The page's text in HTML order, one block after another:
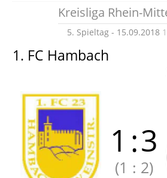
Kreisliga Rhein-
5. Spieltag - 15.09.2018
1. FC Hambach
1 :3
(1 : 2)